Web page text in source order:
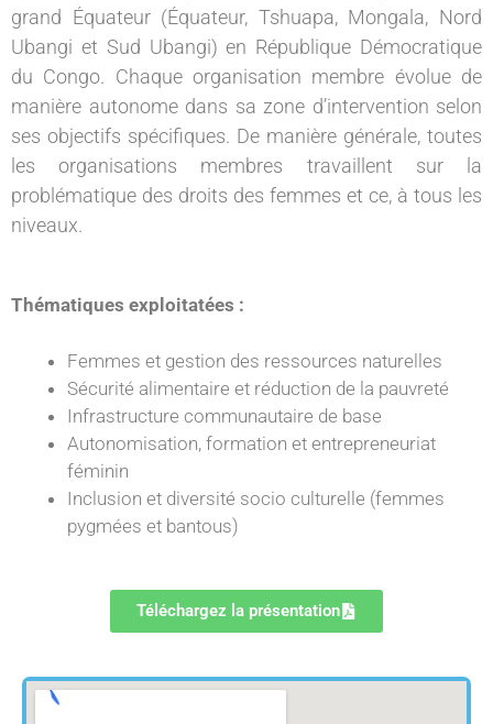
grand Équateur (Équateur, Tshuapa, Mongala, Nord
Ubangi et Sud Ubangi) en République Démocratique
du Congo. Chaque organisation membre évolue de
manière autonome dans sa zone d’intervention selon
ses objectifs spécifiques. De manière générale, toutes
les organisations membres travaillent sur la
problématique des droits des femmes et ce, à tous les
niveaux.
Thématiques exploitatées :
Femmes et gestion des ressources naturelles
Sécurité alimentaire et réduction de la pauvreté
Infrastructure communautaire de base
Autonomisation, formation et entrepreneuriat
féminin
Inclusion et diversité socio culturelle (femmes
pygmées et bantous)
Téléchargez la présentation